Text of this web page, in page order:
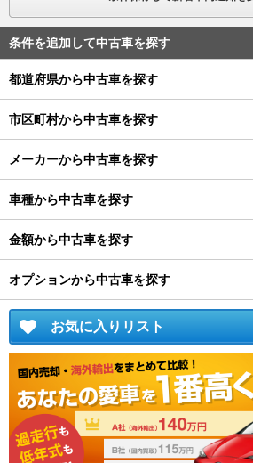
条件を追加して中古車を探す
都道府県から中古車を探す
市区町村から中古車を探す
メーカーから中古車を探す
車種から中古車を探す
金額から中古車を探す
オプションから中古車を探す
お気に入りリスト